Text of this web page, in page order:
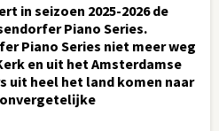
in seizoen 2025-2026 de
Piano Series.
Piano Series niet meer weg
en uit het Amsterdamse
uit heel het land komen naar
onvergetelĳke